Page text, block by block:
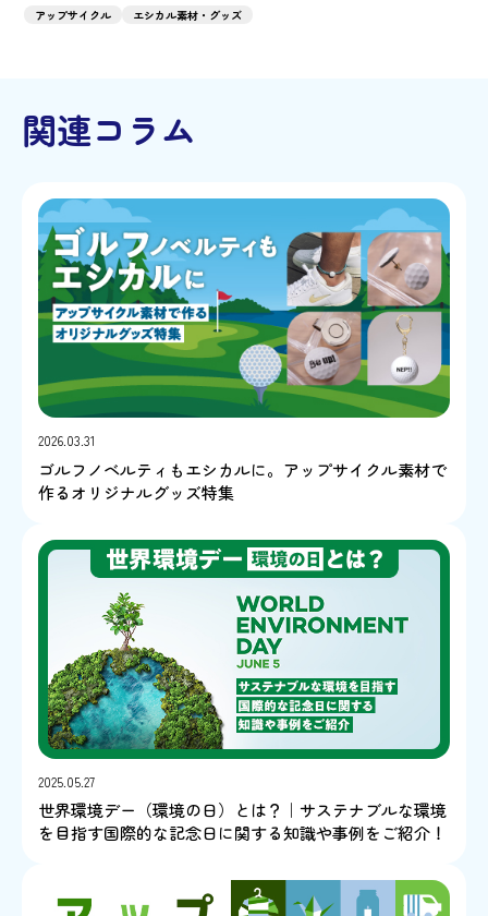
アップサイクル エシカル素材・グッズ
関連コラム
2026.03.31
ゴルフノベルティもエシカルに。アップサイクル素材で
作るオリジナルグッズ特集
2025.05.27
世界環境デー（環境の日）とは？｜サステナブルな環境
を目指す国際的な記念日に関する知識や事例をご紹介！